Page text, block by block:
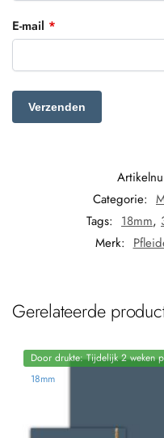
E-mail *
Categorie:
Tags: 18mm,
Merk:
Gerelateerde
Door drukte: Tijdelijk 2 weken
18mm